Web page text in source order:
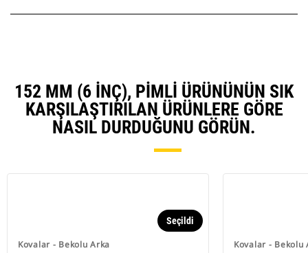
152 MM (6 INÇ), PIMLI ÜRÜNÜNÜN SIK
KARŞILAŞTIRILAN ÜRÜNLERE GÖRE
NASIL DURDUĞUNU GÖRÜN.
Kovalar - Bekolu Arka
Seçildi
Kovalar - Bekolu